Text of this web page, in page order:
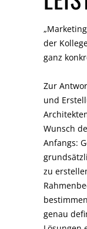
der
ganz
Zur
und
Wunsch
Anfangs:
zu
genau